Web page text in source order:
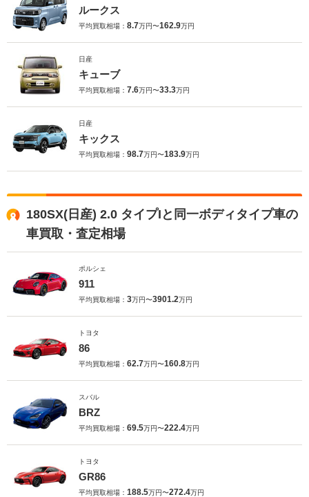
ルークス
平均買取相場： 8.7万円〜162.9万円
日産
キューブ
平均買取相場： 7.6万円〜33.3万円
日産
キックス
平均買取相場： 98.7万円〜183.9万円
180SX(日産) 2.0 タイプIと同一ボディタイプ車の
車買取・査定相場
ポルシェ
911
平均買取相場： 3万円〜3901.2万円
トヨタ
86
平均買取相場： 62.7万円〜160.8万円
スバル
BRZ
平均買取相場： 69.5万円〜222.4万円
トヨタ
GR86
平均買取相場： 188.5万円〜272.4万円